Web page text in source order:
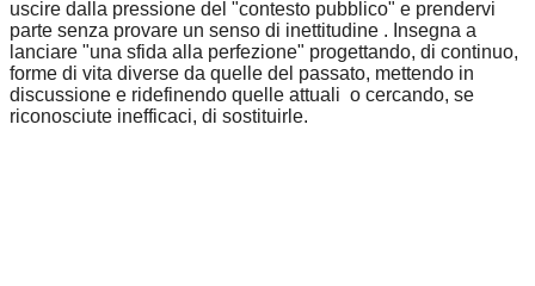
uscire dalla pressione del "contesto pubblico" e prendervi
parte senza provare un senso di inettitudine . Insegna a
lanciare "una sfida alla perfezione" progettando, di continuo,
forme di vita diverse da quelle del passato, mettendo in
discussione e ridefinendo quelle attuali o cercando, se
riconosciute inefficaci, di sostituirle.